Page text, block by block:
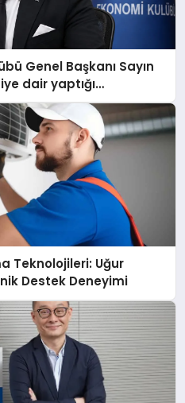
Genel Başkanı Sayın
dair yaptığı
Teknolojileri: Uğur
Destek Deneyimi